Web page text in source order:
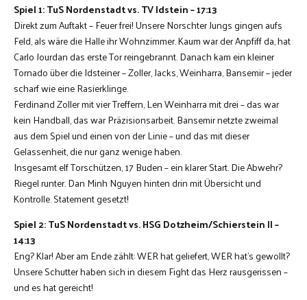
Spiel 1: TuS Nordenstadt vs. TV Idstein – 17:13
Direkt zum Auftakt – Feuer frei! Unsere Norschter Jungs gingen aufs
Feld, als wäre die Halle ihr Wohnzimmer. Kaum war der Anpfiff da, hat
Carlo Jourdan das erste Tor reingebrannt. Danach kam ein kleiner
Tornado über die Idsteiner – Zoller, Jacks, Weinharra, Bansemir – jeder
scharf wie eine Rasierklinge.
Ferdinand Zoller mit vier Treffern, Len Weinharra mit drei – das war
kein Handball, das war Präzisionsarbeit. Bansemir netzte zweimal
aus dem Spiel und einen von der Linie – und das mit dieser
Gelassenheit, die nur ganz wenige haben.
Insgesamt elf Torschützen, 17 Buden – ein klarer Start. Die Abwehr?
Riegel runter. Dan Minh Nguyen hinten drin mit Übersicht und
Kontrolle. Statement gesetzt!
Spiel 2: TuS Nordenstadt vs. HSG Dotzheim/Schierstein II –
14:13
Eng? Klar! Aber am Ende zählt: WER hat geliefert, WER hat’s gewollt?
Unsere Schutter haben sich in diesem Fight das Herz rausgerissen –
und es hat gereicht!